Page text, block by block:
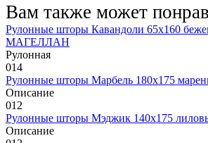
Вам также может
Рулонные шторы Кавандоли 65х160
МАГЕЛЛАН
Рулонная
014
Рулонные шторы Марбель 180х175
Описание
012
Рулонные шторы Мэджик 140х175
Описание